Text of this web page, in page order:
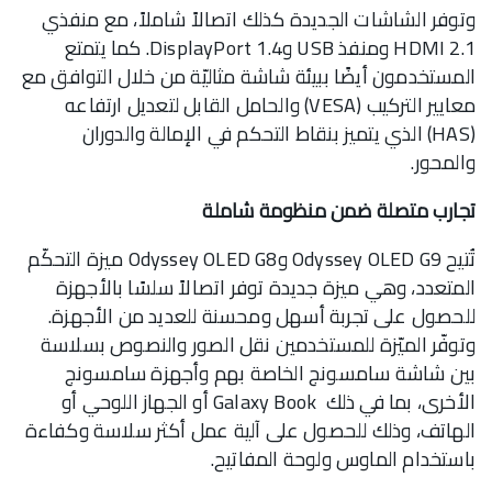
وتوفر الشاشات الجديدة كذلك اتصالاً شاملاً، مع منفذي
HDMI 2.1 ومنفذ USB وDisplayPort 1.4. كما يتمتع
المستخدمون أيضًا ببيئة شاشة مثاليّة من خلال التوافق مع
معايير التركيب (VESA) والحامل القابل لتعديل ارتفاعه
(HAS) الذي يتميز بنقاط التحكم في الإمالة والدوران
والمحور.
تجارب متصلة ضمن منظومة شاملة
تُتيح Odyssey OLED G9 وOdyssey OLED G8 ميزة التحكّم
المتعدد، وهي ميزة جديدة توفر اتصالاً سلسًا بالأجهزة
للحصول على تجربة أسهل ومحسنة للعديد من الأجهزة.
وتوفّر الميّزة للمستخدمين نقل الصور والنصوص بسلاسة
بين شاشة سامسونج الخاصة بهم وأجهزة سامسونج
الأخرى، بما في ذلك Galaxy Book أو الجهاز اللوحي أو
الهاتف، وذلك للحصول على آلية عمل أكثر سلاسة وكفاءة
باستخدام الماوس ولوحة المفاتيح.